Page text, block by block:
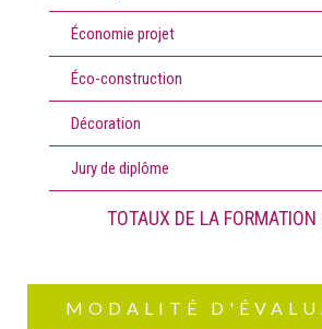
Économie projet
Éco-construction
Décoration
Jury de diplôme
TOTAUX DE LA
MODALITÉ